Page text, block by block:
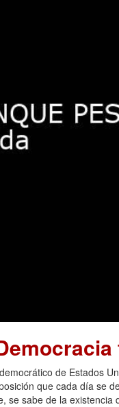
de Estados
que cada día se
se sabe de la